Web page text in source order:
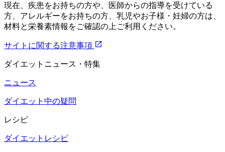
現在、疾患をお持ちの方や、医師からの指導を受けている
方、アレルギーをお持ちの方、乳児やお子様・妊婦の方は、
材料と栄養素情報をご確認の上ご利用ください。
サイトに関する注意事項
ダイエットニュース・特集
ニュース
ダイエット中の疑問
レシピ
ダイエットレシピ